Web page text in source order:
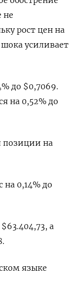
не
рост ​цен на
усиливает
до $0,7069.
на 0,52% до
позиции на
0,14% до
а
языке